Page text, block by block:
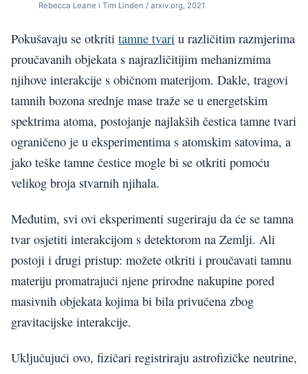
Rebecca Leane i Tim Linden / arxiv.org, 2021
Pokušavaju se otkriti tamne tvari u različitim razmjerima
proučavanih objekata s najrazličitijim mehanizmima
njihove interakcije s običnom materijom. Dakle, tragovi
tamnih bozona srednje mase traže se u energetskim
spektrima atoma, postojanje najlakših čestica tamne tvari
ograničeno je u eksperimentima s atomskim satovima, a
jako teške tamne čestice mogle bi se otkriti pomoću
velikog broja stvarnih njihala.
Međutim, svi ovi eksperimenti sugeriraju da će se tamna
tvar osjetiti interakcijom s detektorom na Zemlji. Ali
postoji i drugi pristup: možete otkriti i proučavati tamnu
materiju promatrajući njene prirodne nakupine pored
masivnih objekata kojima bi bila privučena zbog
gravitacijske interakcije.
Uključujući ovo, fizičari registriraju astrofizičke neutrine,